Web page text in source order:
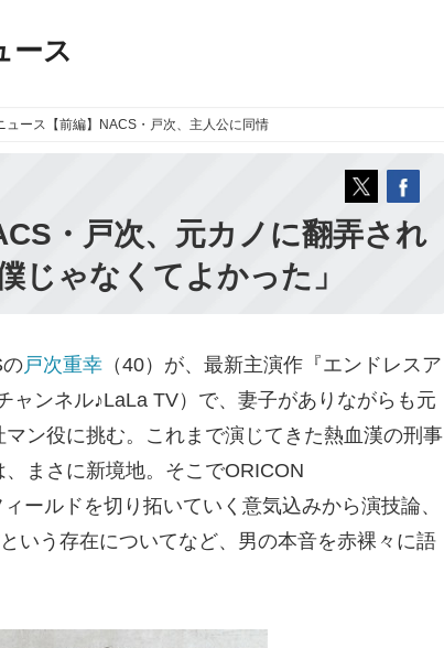
ース
ュース 【前編】NACS・戸次、主人公に同情
・戸次、元カノに翻弄され
じゃなくてよかった」
戸次重幸 （40）が、最新主演作『エンドレスア
ャンネル♪LaLa TV）で、妻子がありながらも元
ン役に挑む。これまで演じてきた熱血漢の刑事
まさに新境地。そこでORICON
ールドを切り拓いていく意気込みから演技論、
いう存在についてなど、男の本音を赤裸々に語